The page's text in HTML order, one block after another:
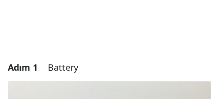
Adım 1 Battery